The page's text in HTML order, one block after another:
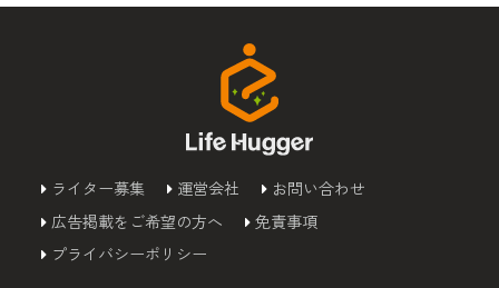
ライター募集 運営会社
お問い合わせ
広告掲載をご希望の方へ
免責事項
プライバシーポリシー